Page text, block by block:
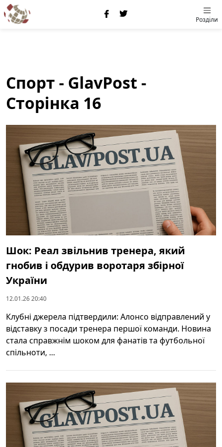
Розділи
Спорт - GlavPost -
Сторінка 16
Шок: Реал звільнив тренера, який
гнобив і обдурив воротаря збірної
України
12.01.26 20:40
Клубні джерела підтвердили: Алонсо відправлений у
відставку з посади тренера першої команди. Новина
стала справжнім шоком для фанатів та футбольної
спільноти, ...